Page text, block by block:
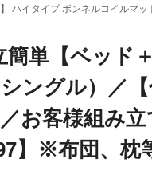
ハイタイプ ボンネルコイル
簡単【ベッド
ングル）／
お客様組み
】※布団、枕